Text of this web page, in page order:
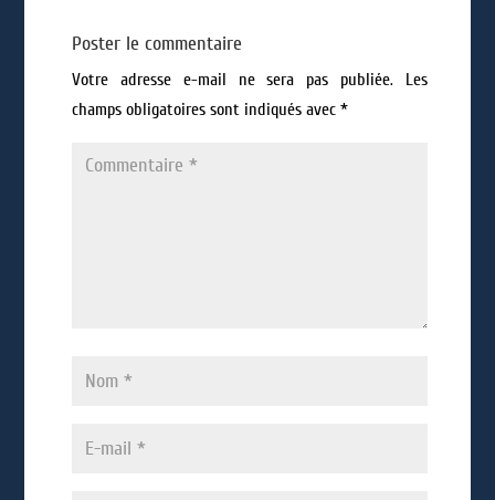
Poster le commentaire
Votre adresse e-mail ne sera pas publiée.
Les
champs obligatoires sont indiqués avec *